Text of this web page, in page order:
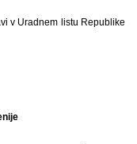
v Uradnem listu Republike